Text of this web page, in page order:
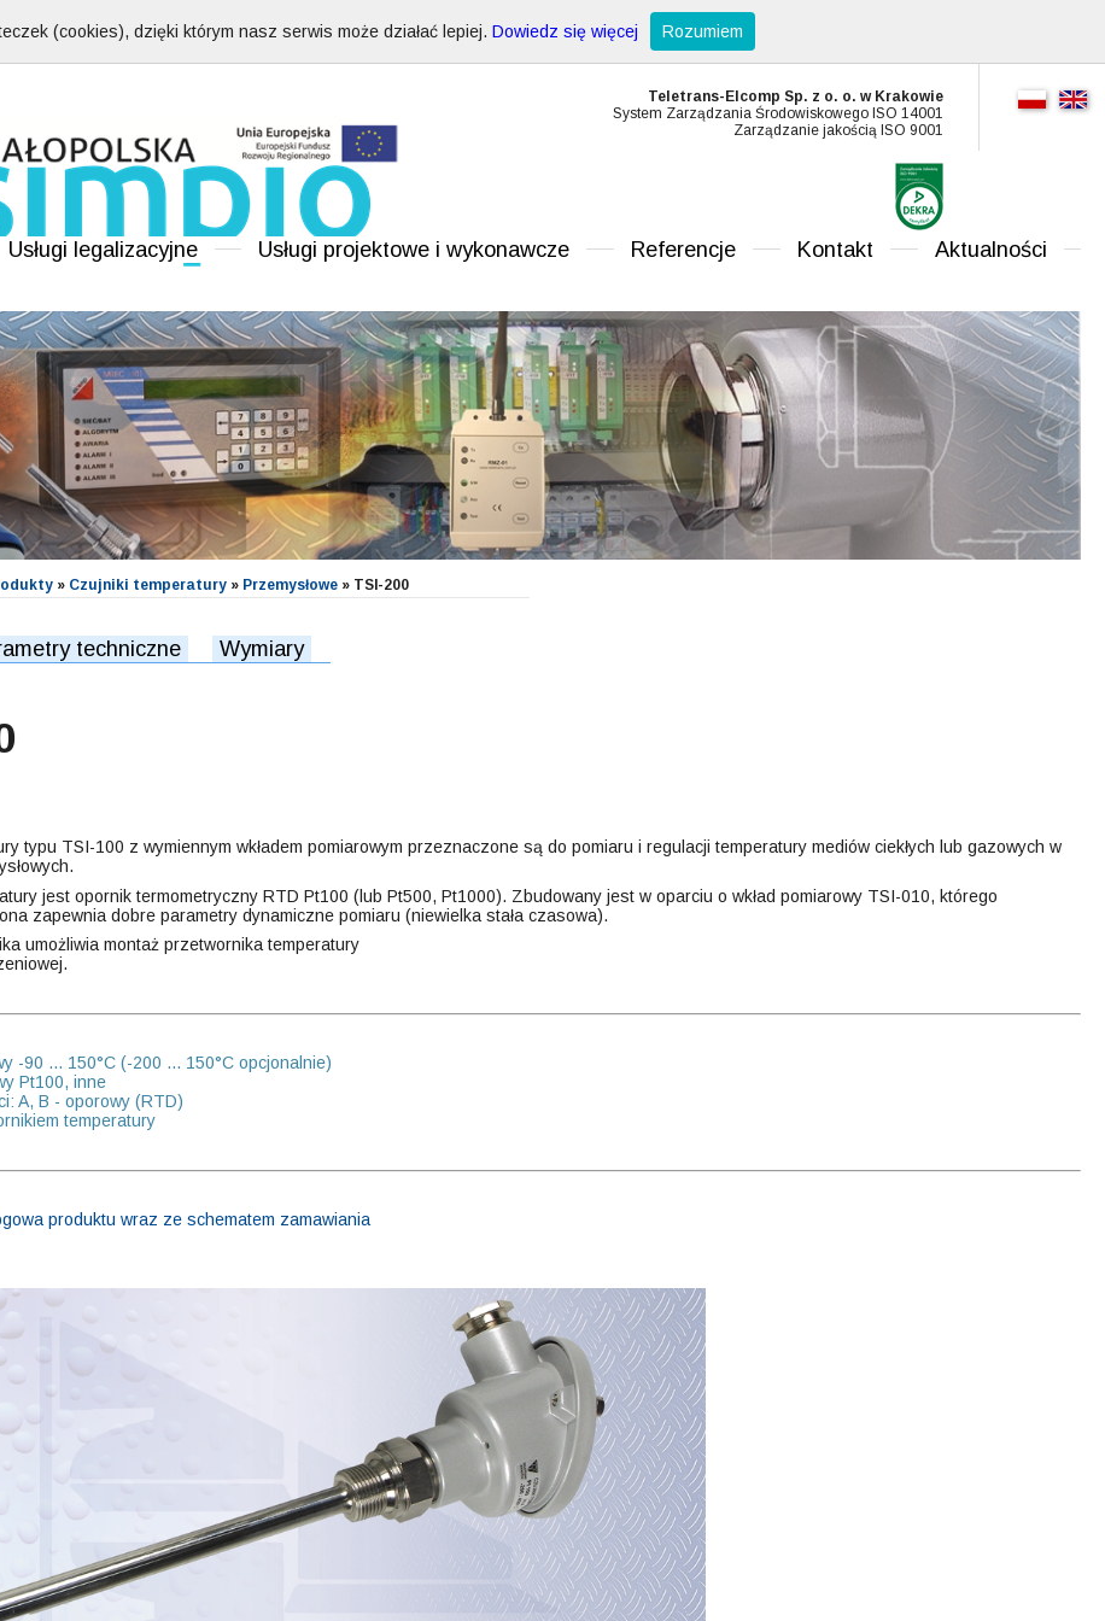
(cookies), dzięki którym nasz serwis może działać lepiej. Dowiedz się więcej Rozumiem
Usługi legalizacyjne Usługi projektowe i wykonawcze Referencje Kontakt Aktualności
Teletrans-Elcomp Sp. z o. o. w Krakowie
System Zarządzania Środowiskowego ISO 14001
Zarządzanie jakością ISO 9001
» Czujniki temperatury » Przemysłowe » TSI-200
techniczne Wymiary
typu TSI-100 z wymiennym wkładem pomiarowym przeznaczone są do pomiaru i regulacji temperatury mediów ciekłych lub gazowych w
jest opornik termometryczny RTD Pt100 (lub Pt500, Pt1000). Zbudowany jest w oparciu o wkład pomiarowy TSI-010, którego
zapewnia dobre parametry dynamiczne pomiaru (niewielka stała czasowa).
umożliwia montaż przetwornika temperatury
-90 ... 150°C (-200 ... 150°C opcjonalnie)
Pt100, inne
A, B - oporowy (RTD)
temperatury
produktu wraz ze schematem zamawiania